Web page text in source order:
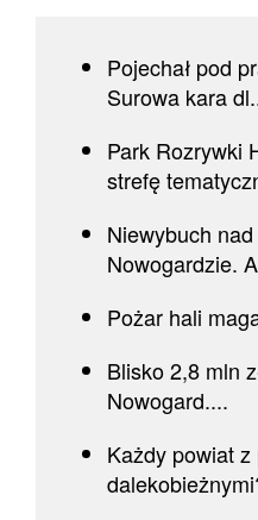
Pojechał pod
Surowa kara
Park Rozrywki
strefę
Niewybuch
Nowogardzie.
Pożar hali
Blisko 2,8 mln
Nowogard....
Każdy powiat z